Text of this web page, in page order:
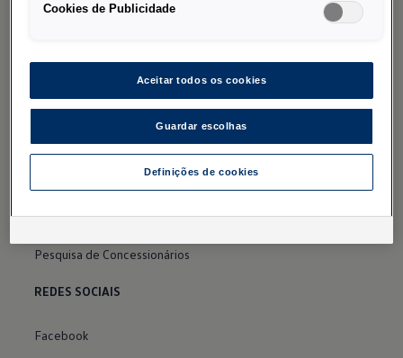
Disponível imediatamente
Volkswagen Veículos de Passageiros
Das WeltAuto
Pedido de contacto
Pesquisa de Concessionários
REDES SOCIAIS
Facebook
Cookies de Publicidade
Aceitar todos os cookies
Guardar escolhas
Definições de cookies